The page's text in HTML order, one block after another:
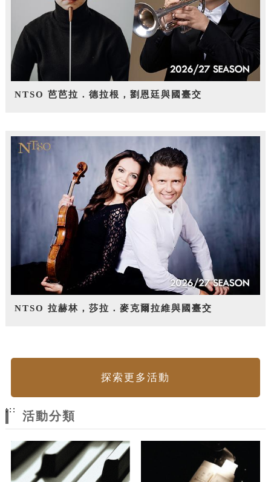
NTSO 芭芭拉．德拉根，劉恩廷與國臺交
NTSO 拉赫林，莎拉．麥克爾拉維與國臺交
探索更多活動
:::
活動分類